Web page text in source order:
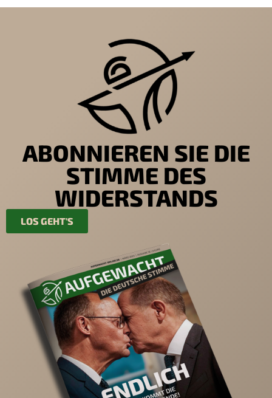
ABONNIEREN SIE DIE
STIMME DES
WIDERSTANDS
LOS GEHT'S